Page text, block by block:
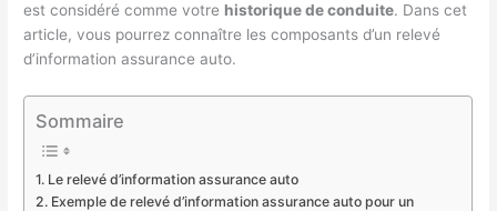
est considéré comme votre historique de conduite. Dans cet
article, vous pourrez connaître les composants d’un relevé
d’information assurance auto.
Sommaire
Le relevé d’information assurance auto
Exemple de relevé d’information assurance auto pour un